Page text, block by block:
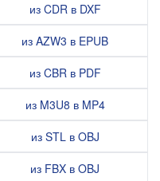
из CDR в DXF
из AZW3 в EPUB
из CBR в PDF
из M3U8 в MP4
из STL в OBJ
из FBX в OBJ